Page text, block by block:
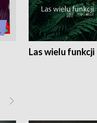
Las wielu funkcji